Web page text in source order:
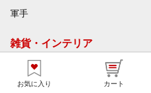
お気に入り カート
軍手
雑貨・インテリア
キーホルダー
アクリルキーホルダー